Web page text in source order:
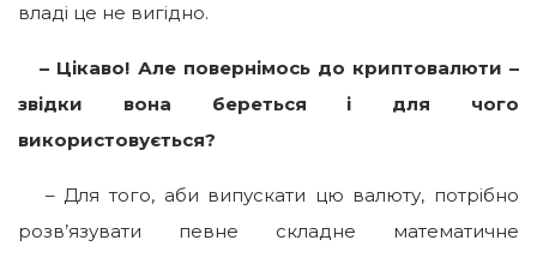
владі це не вигідно.
– Цікаво! Але повернімось до криптовалюти –
звідки вона береться і для чого
використовується?
– Для того, аби випускати цю валюту, потрібно
розв’язувати певне складне математичне